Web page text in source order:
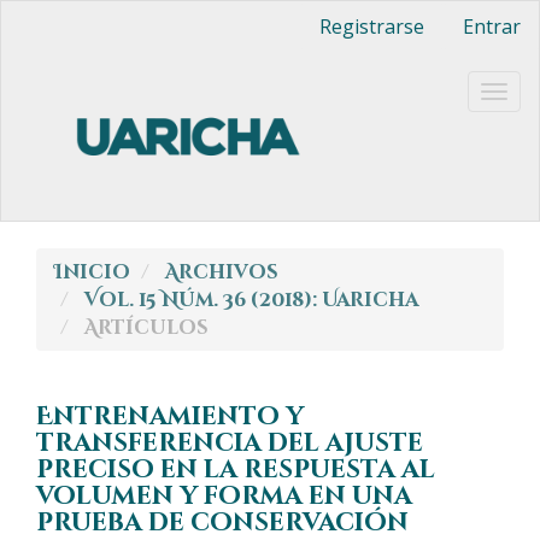
Barra
lateral
Registrarse Entrar
Inicio
Archivos
Vol. 15 Núm. 36 (2018): Uaricha
Artículos
Entrenamiento y
transferencia del ajuste
preciso en la respuesta al
volumen y forma en una
prueba de conservación